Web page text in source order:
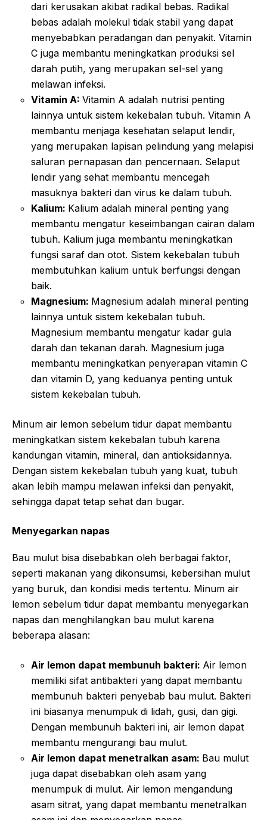
dari kerusakan akibat radikal bebas. Radikal
bebas adalah molekul tidak stabil yang dapat
menyebabkan peradangan dan penyakit. Vitamin
C juga membantu meningkatkan produksi sel
darah putih, yang merupakan sel-sel yang
melawan infeksi.
Vitamin A: Vitamin A adalah nutrisi penting
lainnya untuk sistem kekebalan tubuh. Vitamin A
membantu menjaga kesehatan selaput lendir,
yang merupakan lapisan pelindung yang melapisi
saluran pernapasan dan pencernaan. Selaput
lendir yang sehat membantu mencegah
masuknya bakteri dan virus ke dalam tubuh.
Kalium: Kalium adalah mineral penting yang
membantu mengatur keseimbangan cairan dalam
tubuh. Kalium juga membantu meningkatkan
fungsi saraf dan otot. Sistem kekebalan tubuh
membutuhkan kalium untuk berfungsi dengan
baik.
Magnesium: Magnesium adalah mineral penting
lainnya untuk sistem kekebalan tubuh.
Magnesium membantu mengatur kadar gula
darah dan tekanan darah. Magnesium juga
membantu meningkatkan penyerapan vitamin C
dan vitamin D, yang keduanya penting untuk
sistem kekebalan tubuh.
Minum air lemon sebelum tidur dapat membantu
meningkatkan sistem kekebalan tubuh karena
kandungan vitamin, mineral, dan antioksidannya.
Dengan sistem kekebalan tubuh yang kuat, tubuh
akan lebih mampu melawan infeksi dan penyakit,
sehingga dapat tetap sehat dan bugar.
Menyegarkan napas
Bau mulut bisa disebabkan oleh berbagai faktor,
seperti makanan yang dikonsumsi, kebersihan mulut
yang buruk, dan kondisi medis tertentu. Minum air
lemon sebelum tidur dapat membantu menyegarkan
napas dan menghilangkan bau mulut karena
beberapa alasan:
Air lemon dapat membunuh bakteri: Air lemon
memiliki sifat antibakteri yang dapat membantu
membunuh bakteri penyebab bau mulut. Bakteri
ini biasanya menumpuk di lidah, gusi, dan gigi.
Dengan membunuh bakteri ini, air lemon dapat
membantu mengurangi bau mulut.
Air lemon dapat menetralkan asam: Bau mulut
juga dapat disebabkan oleh asam yang
menumpuk di mulut. Air lemon mengandung
asam sitrat, yang dapat membantu menetralkan